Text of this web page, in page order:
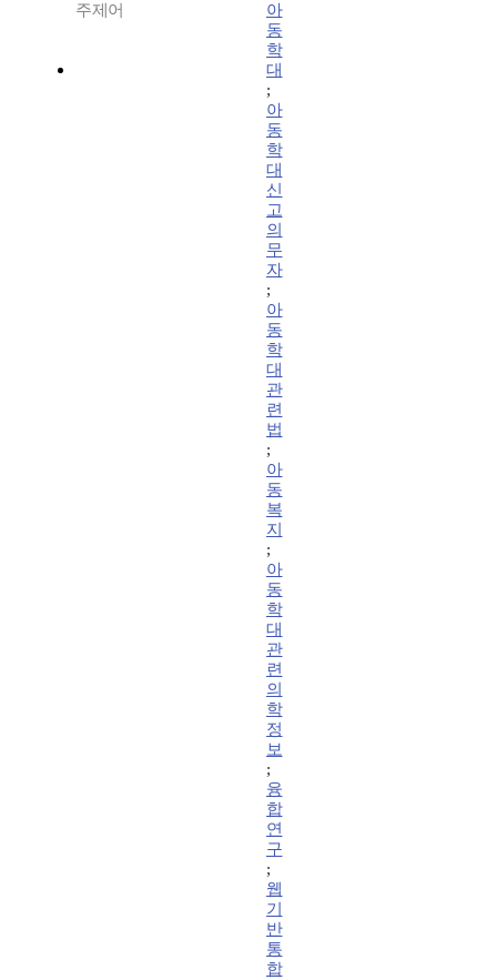
주제어
아
동
학
대
;
아
동
학
대
신
고
의
무
자
;
아
동
학
대
관
련
법
;
아
동
복
지
;
아
동
학
대
관
련
의
학
정
보
;
융
합
연
구
;
웹
기
반
통
합